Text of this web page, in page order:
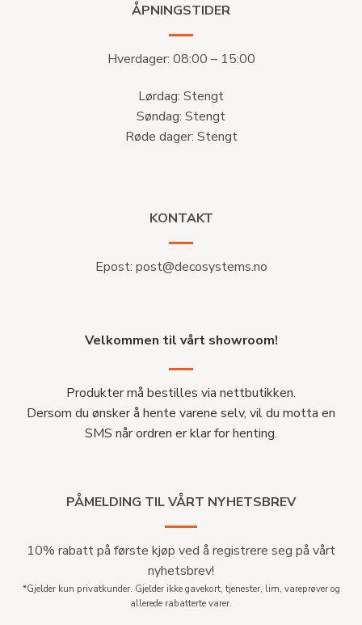
ÅPNINGSTIDER
Hverdager: 08:00 – 15:00
Lørdag: Stengt
Søndag: Stengt
Røde dager: Stengt
KONTAKT
Epost: post@decosystems.no
Velkommen til vårt showroom!
Produkter må bestilles via nettbutikken.
Dersom du ønsker å hente varene selv, vil du motta en
SMS når ordren er klar for henting.
PÅMELDING TIL VÅRT NYHETSBREV
10% rabatt på første kjøp ved å registrere seg på vårt
nyhetsbrev!
*Gjelder kun privatkunder. Gjelder ikke gavekort, tjenester, lim, vareprøver og
allerede rabatterte varer.